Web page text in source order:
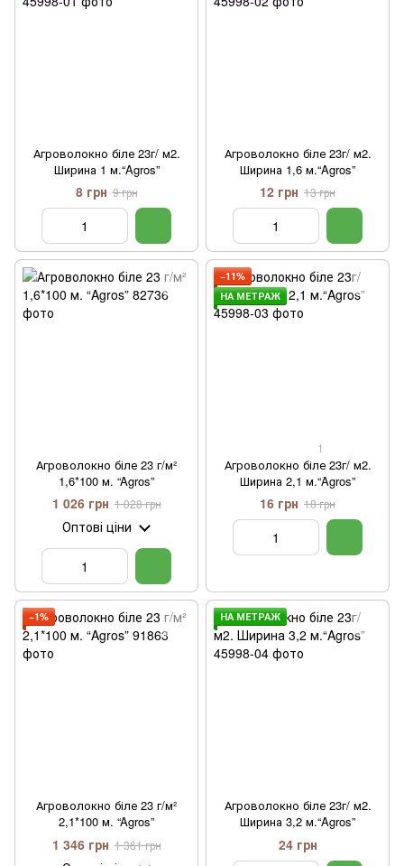
Агроволокно біле 23г/ м2.
Ширина 1 м.“Agros”
8 грн 9 грн
Агроволокно біле 23г/ м2.
Ширина 1,6 м.“Agros”
12 грн 13 грн
Агроволокно біле 23 г/м²
1,6*100 м. “Agros”
1 026 грн 1 028 грн
Оптові ціни
−11%
НА МЕТРАЖ
1
Агроволокно біле 23г/ м2.
Ширина 2,1 м.“Agros”
16 грн 18 грн
−1%
Агроволокно біле 23 г/м²
2,1*100 м. “Agros”
1 346 грн 1 361 грн
НА МЕТРАЖ
Агроволокно біле 23г/ м2.
Ширина 3,2 м.“Agros”
24 грн